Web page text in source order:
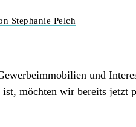
Stephanie Pelch
und
möchten wir bereits jetzt